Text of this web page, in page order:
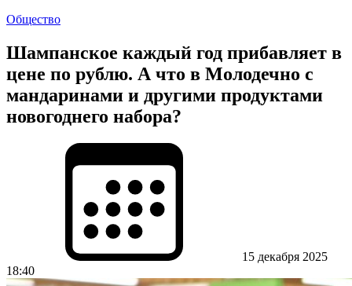
Общество
Шампанское каждый год прибавляет в
цене по рублю. А что в Молодечно с
мандаринами и другими продуктами
новогоднего набора?
15 декабря 2025
18:40